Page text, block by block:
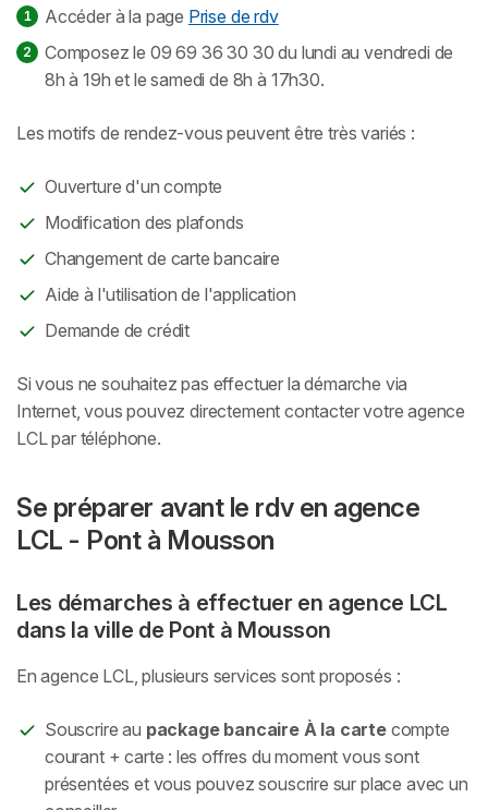
Accéder à la page Prise de rdv
Composez le 09 69 36 30 30 du lundi au vendredi de
8h à 19h et le samedi de 8h à 17h30.
Les motifs de rendez-vous peuvent être très variés :
Ouverture d'un compte
Modification des plafonds
Changement de carte bancaire
Aide à l'utilisation de l'application
Demande de crédit
Si vous ne souhaitez pas effectuer la démarche via
Internet, vous pouvez directement contacter votre agence
LCL par téléphone.
Se préparer avant le rdv en agence
LCL - Pont à Mousson
Les démarches à effectuer en agence LCL
dans la ville de Pont à Mousson
En agence LCL, plusieurs services sont proposés :
Souscrire au package bancaire À la cartecompte
courant + carte : les offres du moment vous sont
présentées et vous pouvez souscrire sur place avec un